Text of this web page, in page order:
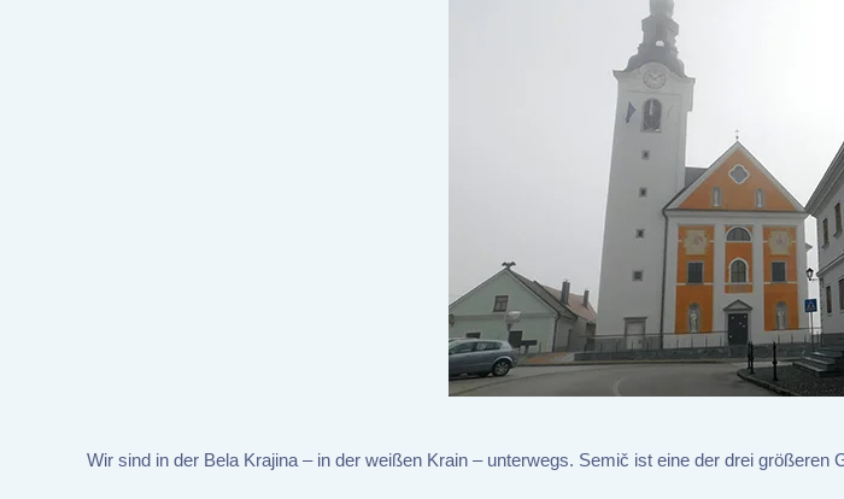
Wir sind in der Bela Krajina – in der weißen Krain – unterwegs. Semič ist eine der drei größeren